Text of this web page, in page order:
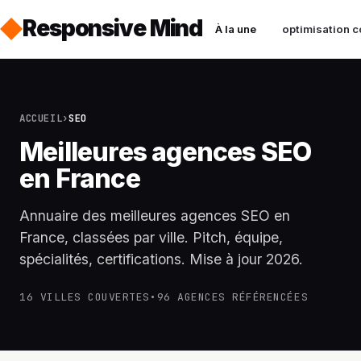
Responsive Mind À la une optimisation
ACCUEIL›SEO
Meilleures agences SEO
en France
Annuaire des meilleures agences SEO en
France, classées par ville. Pitch, équipe,
spécialités, certifications. Mise à jour 2026.
16 VILLES COUVERTES • 96 AGENCES RÉFÉRENCÉES